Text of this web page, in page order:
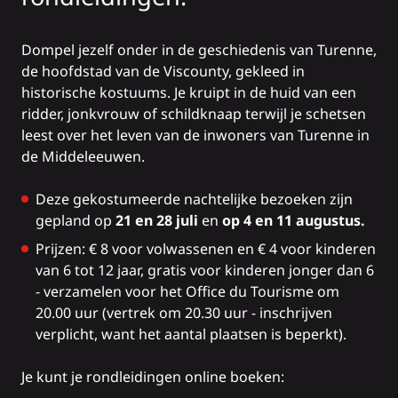
Dompel jezelf onder in de geschiedenis van Turenne,
de hoofdstad van de Viscounty, gekleed in
historische kostuums. Je kruipt in de huid van een
ridder, jonkvrouw of schildknaap terwijl je schetsen
leest over het leven van de inwoners van Turenne in
de Middeleeuwen.
Deze gekostumeerde nachtelijke bezoeken zijn
gepland op 21 en 28 juli en op 4 en 11 augustus.
Prijzen: € 8 voor volwassenen en € 4 voor kinderen
van 6 tot 12 jaar, gratis voor kinderen jonger dan 6
- verzamelen voor het Office du Tourisme om
20.00 uur (vertrek om 20.30 uur - inschrijven
verplicht, want het aantal plaatsen is beperkt).
Je kunt je rondleidingen online boeken: